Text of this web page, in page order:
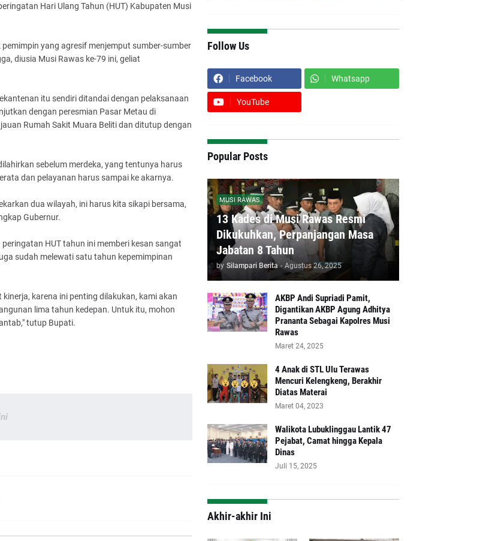
Hari Ulang Tahun (HUT) Kabupaten Musi
yang agresif menjemput sumber-sumber
diusia Musi Rawas ke-79 ini, geliat
itu sendiri ditandai dengan pelaksanaan
dengan peresmian Pasar Metau di
Rumah Sakit Muara Beliti dan ditutup dengan
sebelum merdeka, yang tentunya harus
dan pelayanan harus sampai ke akarnya.
dua wilayah, ini harus kita sikapi bersama,
Gubernur.
HUT tahun ini memberi kesan sangat
sudah melewati satu tahun kepemimpinan
karena ini penting dilakukan, kami akan
lima tahun kedepan. Untuk itu, mohon
tutup Bupati.
Follow Us
Facebook Whatsapp
YouTube
Popular Posts
MUSI RAWAS
13 Kades di Musi Rawas Resmi
Dikukuhkan, Perpanjangan Masa
Jabatan 8 Tahun
by Silampari Berita - Agustus 26, 2025
AKBP Andi Supriadi Pamit,
Digantikan AKBP Agung Adhitya
Prananta Sebagai Kapolres Musi
Rawas
Maret 24, 2025
4 Anak di STL Ulu Terawas
Mencuri Kelengkeng, Berakhir
Diatas Materai
Maret 04, 2023
Walikota Lubuklinggau Lantik 47
Pejabat, Camat hingga Kepala
Dinas
Juli 15, 2025
Akhir-akhir Ini